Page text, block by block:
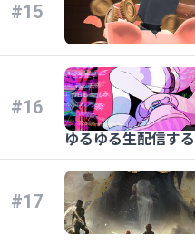
#15
#16
ゆるゆる生配信す
#17